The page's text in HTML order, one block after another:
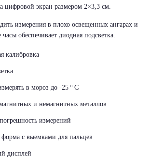
цифровой экран размером 2×3,3 см.
измерения в плохо освещенных ангарах и
обеспечивает диодная подсветка.
калибровка
в мороз до -25 º С
и немагнитных металлов
измерений
с выемками для пальцев
дисплей